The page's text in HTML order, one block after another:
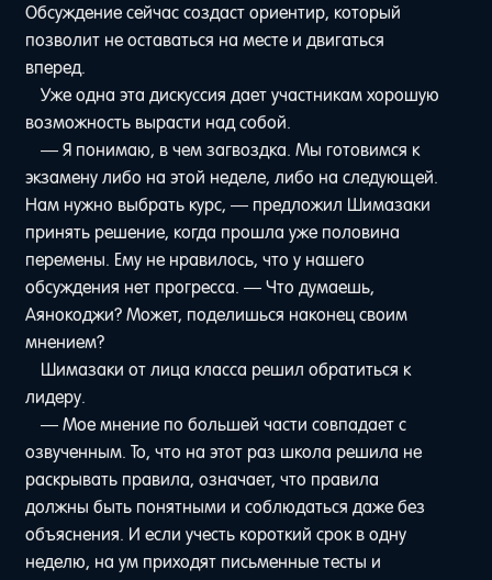
Обсуждение сейчас создаст ориентир, который
позволит не оставаться на месте и двигаться
вперед.
Уже одна эта дискуссия дает участникам хорошую
возможность вырасти над собой.
— Я понимаю, в чем загвоздка. Мы готовимся к
экзамену либо на этой неделе, либо на следующей.
Нам нужно выбрать курс, — предложил Шимазаки
принять решение, когда прошла уже половина
перемены. Ему не нравилось, что у нашего
обсуждения нет прогресса. — Что думаешь,
Аянокоджи? Может, поделишься наконец своим
мнением?
Шимазаки от лица класса решил обратиться к
лидеру.
— Мое мнение по большей части совпадает с
озвученным. То, что на этот раз школа решила не
раскрывать правила, означает, что правила
должны быть понятными и соблюдаться даже без
объяснения. И если учесть короткий срок в одну
неделю, на ум приходят письменные тесты и